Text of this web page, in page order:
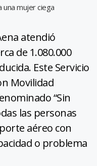
una mujer ciega
atendió
de 1.080.000
Este Servicio
Movilidad
“Sin
las personas
aéreo con
o problema